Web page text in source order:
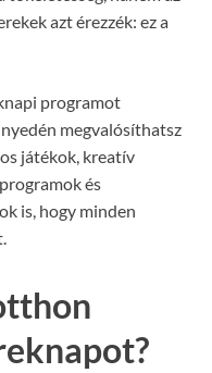
azt érezzék: ez a
programot
megvalósíthatsz
játékok, kreatív
és
is, hogy minden